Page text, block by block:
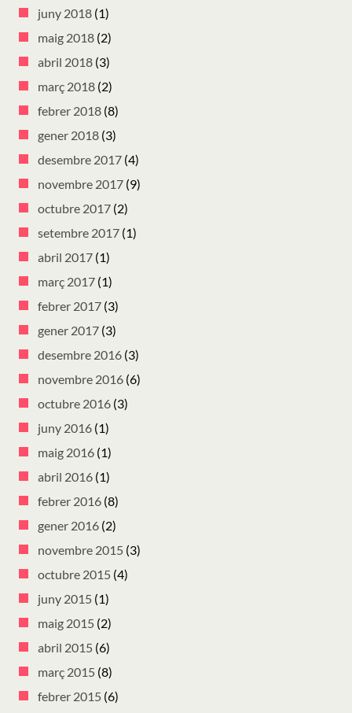
juny 2018 (1)
maig 2018 (2)
abril 2018 (3)
març 2018 (2)
febrer 2018 (8)
gener 2018 (3)
desembre 2017 (4)
novembre 2017 (9)
octubre 2017 (2)
setembre 2017 (1)
abril 2017 (1)
març 2017 (1)
febrer 2017 (3)
gener 2017 (3)
desembre 2016 (3)
novembre 2016 (6)
octubre 2016 (3)
juny 2016 (1)
maig 2016 (1)
abril 2016 (1)
febrer 2016 (8)
gener 2016 (2)
novembre 2015 (3)
octubre 2015 (4)
juny 2015 (1)
maig 2015 (2)
abril 2015 (6)
març 2015 (8)
febrer 2015 (6)